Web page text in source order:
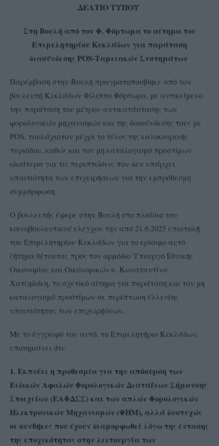
ΔΕΛΤΙΟ ΤΥΠΟΥ
Στη Βουλή από τον Φ. Φόρτωμα το αίτημα του
Επιμελητηρίου Κυκλάδων για παράταση
διασύνδεσης POS-Ταμειακών Συστημάτων
Παρέμβαση στην Βουλή πραγματοποιήθηκε από τον
βουλευτή Κυκλάδων Φίλιππο Φόρτωμα, με αντικείμενο
την παράταση του μέτρου αντικατάστασης των
φορολογικών μηχανισμών και της διασύνδεσης τους με
POS, τουλάχιστον μέχρι το τέλος της καλοκαιρινής
περιόδου, καθώς και τον μη καταλογισμό προστίμων
ιδιαίτερα για τις περιπτώσεις που δεν υπάρχει
υπαιτιότητα των επιχειρήσεων για την εμπρόθεσμη
συμμόρφωση.
Ο βουλευτής έφερε στην Βουλή στο πλαίσιο του
κοινοβουλευτικού ελέγχου την από 21.6.2025 επιστολή
του Επιμελητηρίου Κυκλάδων για το κρίσιμο αυτό
ζήτημα θέτοντας προς τον αρμόδιο Υπουργό Εθνικής
Οικονομίας και Οικονομικών κ. Κωνσταντίνο
Χατζηδάκη, το σχετικό αίτημα για παράταση και τον μη
καταλογισμό προστίμων σε περίπτωση έλλειψης
υπαιτιότητας των επιχειρήσεων.
Με το έγγραφό του αυτό, το Επιμελητήριο Κυκλάδων,
επισημαίνει ότι:
1. Εκπνέει η προθεσμία για την απόσυρση των
Ειδικών Αφαλών Φορολογικών Διατάξεων Σήμανσης
Στοιχείων (ΕΑΦΔΣΣ) και των απλών Φορολογικών
Ηλεκτρονικών Μηχανισμών (ΦΗΜ), αλλά δυστυχώς
οι συνθήκες που έχουν διαμορφωθεί λόγω της έντασης
της εποχικότητας στην λειτουργία των